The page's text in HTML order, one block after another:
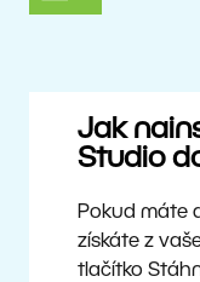
Jak
Studio
Pokud máte
získáte z
tlačítko